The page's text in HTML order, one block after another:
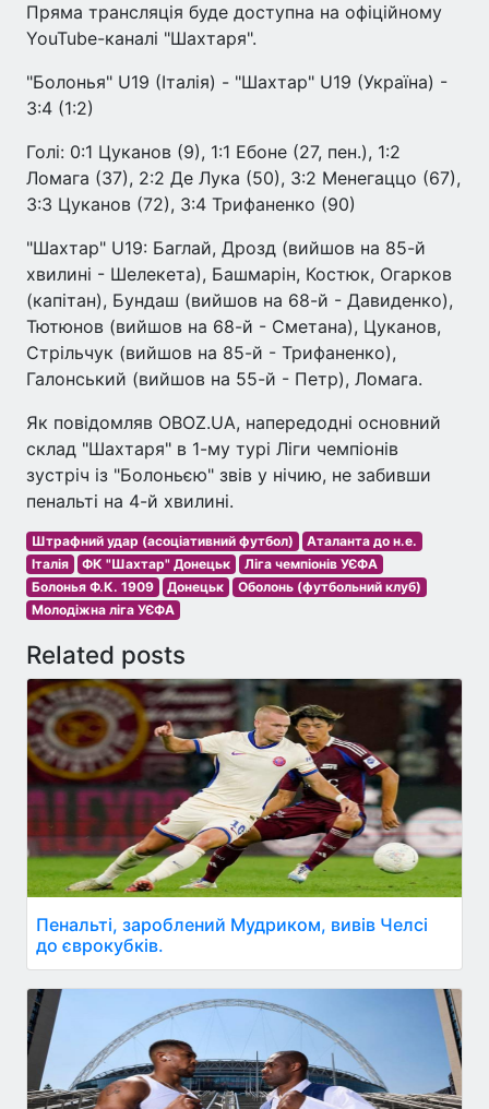
Пряма трансляція буде доступна на офіційному
YouTube-каналі "Шахтаря".
"Болонья" U19 (Італія) - "Шахтар" U19 (Україна) -
3:4 (1:2)
Голі: 0:1 Цуканов (9), 1:1 Ебоне (27, пен.), 1:2
Ломага (37), 2:2 Де Лука (50), 3:2 Менегаццо (67),
3:3 Цуканов (72), 3:4 Трифаненко (90)
"Шахтар" U19: Баглай, Дрозд (вийшов на 85-й
хвилині - Шелекета), Башмарін, Костюк, Огарков
(капітан), Бундаш (вийшов на 68-й - Давиденко),
Тютюнов (вийшов на 68-й - Сметана), Цуканов,
Стрільчук (вийшов на 85-й - Трифаненко),
Галонський (вийшов на 55-й - Петр), Ломага.
Як повідомляв OBOZ.UA, напередодні основний
склад "Шахтаря" в 1-му турі Ліги чемпіонів
зустріч із "Болоньєю" звів у нічию, не забивши
пенальті на 4-й хвилині.
Штрафний удар (асоціативний футбол)
Аталанта до н.е.
Італія
ФК "Шахтар" Донецьк
Ліга чемпіонів УЄФА
Болонья Ф.К. 1909
Донецьк
Оболонь (футбольний клуб)
Молодіжна ліга УЄФА
Related posts
Пенальті, зароблений Мудриком, вивів Челсі
до єврокубків.